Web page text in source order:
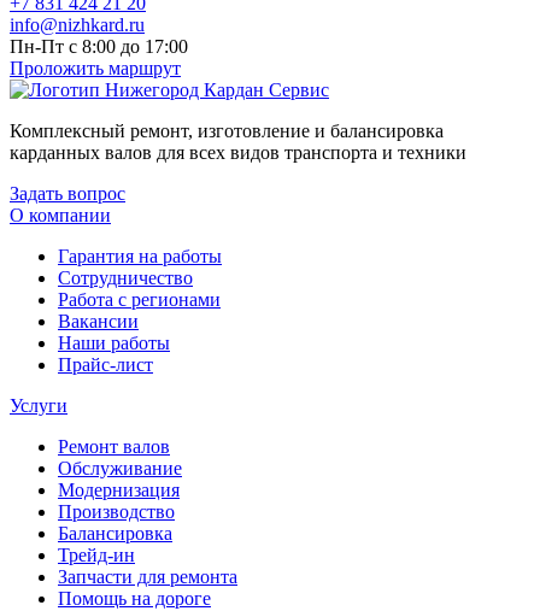
info@nizhkard.ru
Пн-Пт с 8:00 до 17:00
Проложить маршрут
Комплексный ремонт, изготовление и балансировка
карданных валов для всех видов транспорта и техники
Задать вопрос
О компании
Гарантия на работы
Сотрудничество
Работа с регионами
Вакансии
Наши работы
Прайс-лист
Услуги
Ремонт валов
Обслуживание
Модернизация
Производство
Балансировка
Трейд-ин
Запчасти для ремонта
Помощь на дороге